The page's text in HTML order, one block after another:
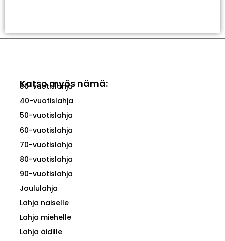
Katso myös nämä:
30-vuotislahja
40-vuotislahja
50-vuotislahja
60-vuotislahja
70-vuotislahja
80-vuotislahja
90-vuotislahja
Joululahja
Lahja naiselle
Lahja miehelle
Lahja äidille